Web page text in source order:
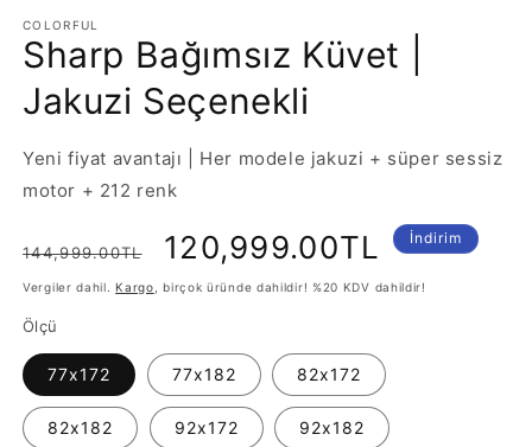
COLORFUL
Sharp Bağımsız Küvet |
Jakuzi Seçenekli
Yeni fiyat avantajı | Her modele jakuzi + süper sessiz
motor + 212 renk
Normal
fiyat
144,999.00TL
İndirimli
fiyat
120,999.00TL İndirim
Vergiler dahil.Kargo , birçok üründe dahildir! %20 KDV dahildir!
Ölçü
77x172 77x182 82x172
82x182 92x172 92x182